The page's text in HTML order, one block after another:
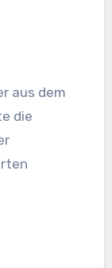
aus dem
die